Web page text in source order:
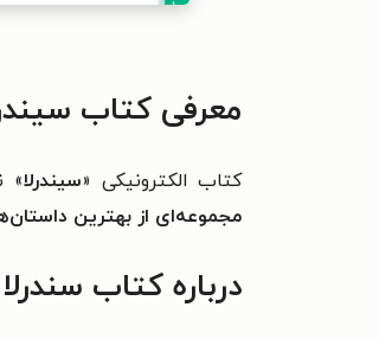
معرفی کتاب
کتاب الکترونیکی «سیندرلا»
مجموعه‌ای از بهترین
درباره کتاب سندرلا